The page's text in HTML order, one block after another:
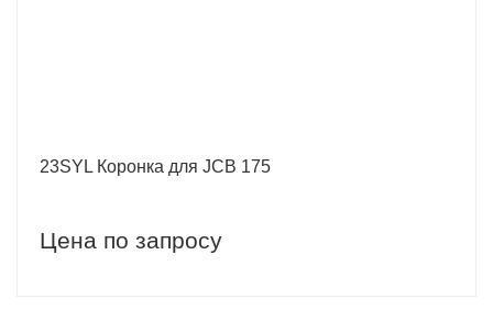
23SYL Коронка для JCB 175
Цена по запросу